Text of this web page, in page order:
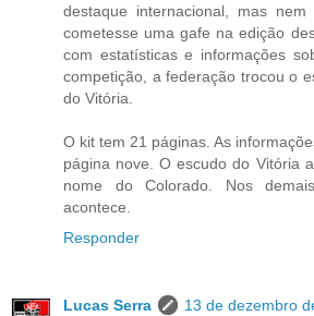
destaque internacional, mas
cometesse uma gafe na edição
com estatísticas e informações
competição, a federação trocou o
do Vitória.
O kit tem 21 páginas. As
página nove. O escudo do Vitória
nome do Colorado. Nos
acontece.
Responder
Lucas Serra
13 de dezembro